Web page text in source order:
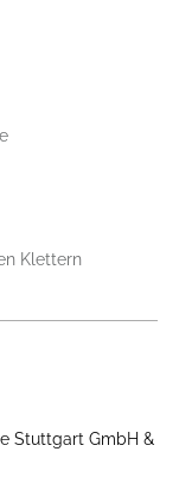
Klettern
Stuttgart GmbH &